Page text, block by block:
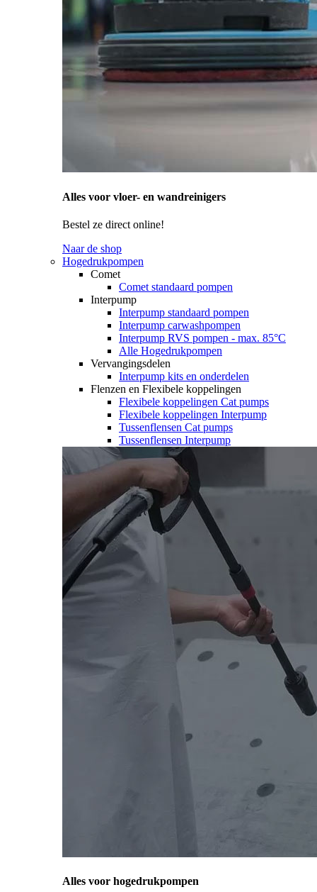
Alles voor vloer- en wandreinigers
Bestel ze direct online!
Naar de shop
Hogedrukpompen
Comet
Comet standaard pompen
Interpump
Interpump standaard pompen
Interpump carwashpompen
Interpump RVS pompen - max. 85°C
Alle Hogedrukpompen
Vervangingsdelen
Interpump kits en onderdelen
Flenzen en Flexibele koppelingen
Flexibele koppelingen Cat pumps
Flexibele koppelingen Interpump
Tussenflensen Cat pumps
Tussenflensen Interpump
Alles voor hogedrukpompen